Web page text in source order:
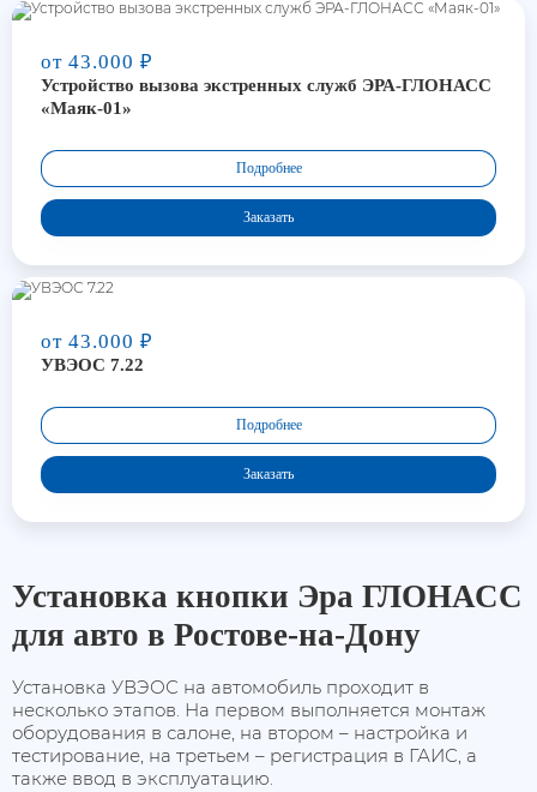
от 43.000 ₽
Устройство вызова экстренных служб ЭРА-ГЛОНАСС
«Маяк-01»
Подробнее
Заказать
от 43.000 ₽
УВЭОС 7.22
Подробнее
Заказать
Установка кнопки Эра ГЛОНАСС
для авто в Ростове-на-Дону
Установка УВЭОС на автомобиль проходит в
несколько этапов. На первом выполняется монтаж
оборудования в салоне, на втором – настройка и
тестирование, на третьем – регистрация в ГАИС, а
также ввод в эксплуатацию.